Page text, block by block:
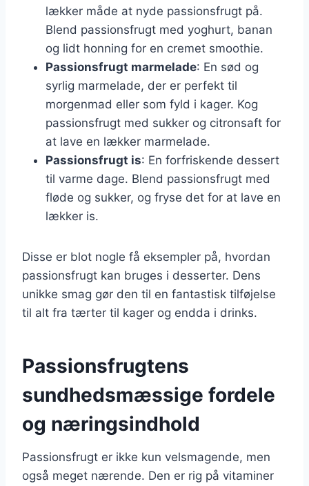
lækker måde at nyde passionsfrugt på.
Blend passionsfrugt med yoghurt, banan
og lidt honning for en cremet smoothie.
Passionsfrugt marmelade: En sød og
syrlig marmelade, der er perfekt til
morgenmad eller som fyld i kager. Kog
passionsfrugt med sukker og citronsaft for
at lave en lækker marmelade.
Passionsfrugt is: En forfriskende dessert
til varme dage. Blend passionsfrugt med
fløde og sukker, og fryse det for at lave en
lækker is.
Disse er blot nogle få eksempler på, hvordan
passionsfrugt kan bruges i desserter. Dens
unikke smag gør den til en fantastisk tilføjelse
til alt fra tærter til kager og endda i drinks.
Passionsfrugtens
sundhedsmæssige fordele
og næringsindhold
Passionsfrugt er ikke kun velsmagende, men
også meget nærende. Den er rig på vitaminer